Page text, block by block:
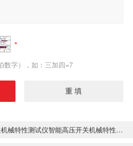
数字），如：三加四=7
特性测试仪智能高压开关机械特性测试仪